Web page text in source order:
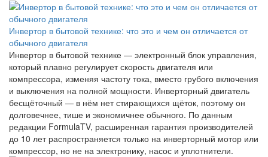
Инвертор в бытовой технике: что это и чем он отличается от
обычного двигателя
Инвертор в бытовой технике — электронный блок управления,
который плавно регулирует скорость двигателя или
компрессора, изменяя частоту тока, вместо грубого включения
и выключения на полной мощности. Инверторный двигатель
бесщёточный — в нём нет стирающихся щёток, поэтому он
долговечнее, тише и экономичнее обычного. По данным
редакции FormulaTV, расширенная гарантия производителей
до 10 лет распространяется только на инверторный мотор или
компрессор, но не на электронику, насос и уплотнители.